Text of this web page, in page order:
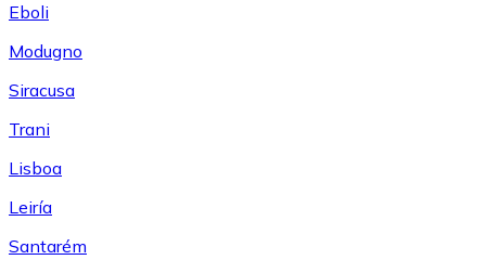
Eboli
Modugno
Siracusa
Trani
Lisboa
Leiría
Santarém